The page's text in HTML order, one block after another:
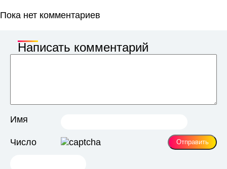
Пока нет комментариев
Написать комментарий
Имя
Число